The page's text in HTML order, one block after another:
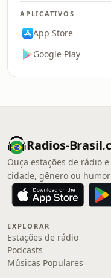
APLICATIVOS
App Store
Google Play
Radios-
Ouça estações de rádio
cidade, gênero ou
EXPLORAR
Estações de rádio
Podcasts
Músicas Populares